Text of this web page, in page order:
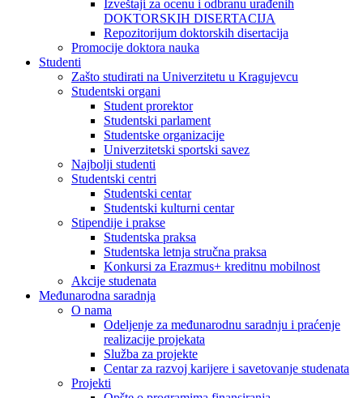
Izveštaji za ocenu i odbranu urađenih
DOKTORSKIH DISERTACIJA
Repozitorijum doktorskih disertacija
Promocije doktora nauka
Studenti
Zašto studirati na Univerzitetu u Kragujevcu
Studentski organi
Student prorektor
Studentski parlament
Studentske organizacije
Univerzitetski sportski savez
Najbolji studenti
Studentski centri
Studentski centar
Studentski kulturni centar
Stipendije i prakse
Studentska praksa
Studentska letnja stručna praksa
Konkursi za Erazmus+ kreditnu mobilnost
Akcije studenata
Međunarodna saradnja
O nama
Odeljenje za međunarodnu saradnju i praćenje
realizacije projekata
Služba za projekte
Centar za razvoj karijere i savetovanje studenata
Projekti